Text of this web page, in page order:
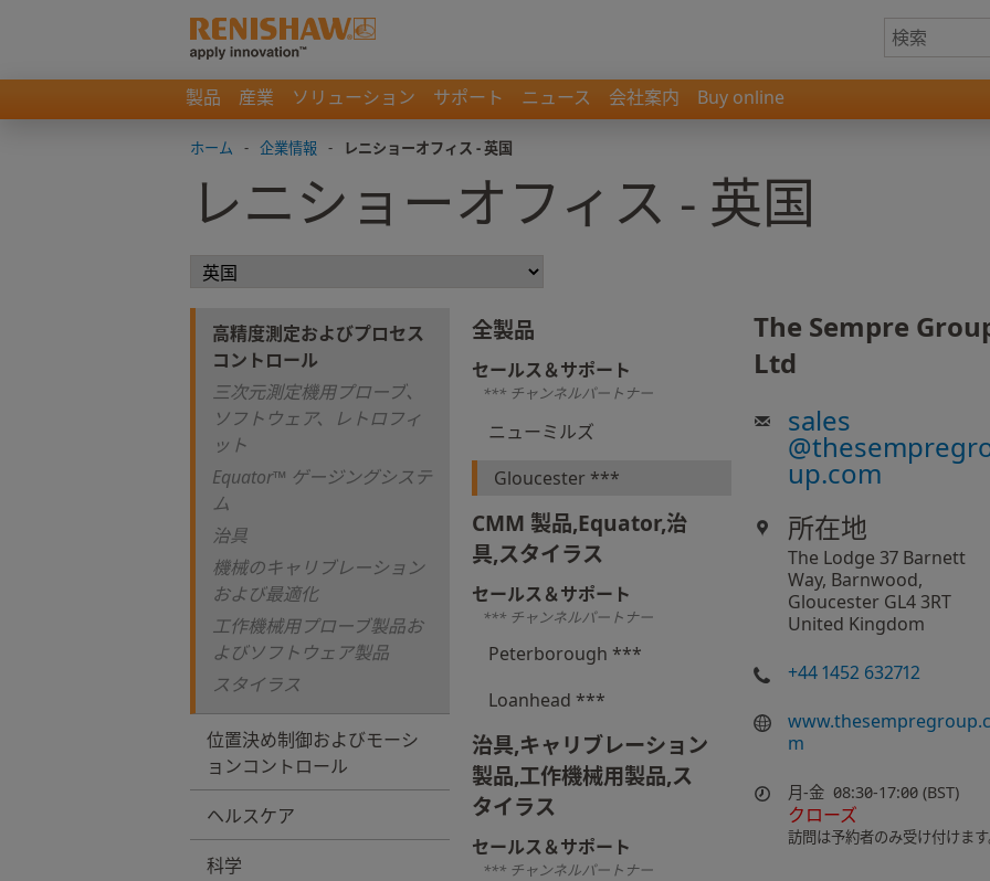
製品 産業 ソリューション サポート ニュース 会社案内 Buy online
ホーム - 企業情報 - レニショーオフィス - 英国
レニショーオフィス - 英国
高精度測定およびプロセス
コントロール
三次元測定機用プローブ、
ソフトウェア、レトロフィ
ット
Equator™ ゲージングシステ
ム
治具
機械のキャリブレーション
および最適化
工作機械用プローブ製品お
よびソフトウェア製品
スタイラス
位置決め制御およびモーシ
ョンコントロール
ヘルスケア
科学
全製品
セールス＆サポート
*** チャンネルパートナー
ニューミルズ
Gloucester ***
CMM 製品,Equator,治
具,スタイラス
セールス＆サポート
*** チャンネルパートナー
Peterborough ***
Loanhead ***
治具,キャリブレーション
製品,工作機械用製品,ス
タイラス
セールス＆サポート
*** チャンネルパートナー
The Sempre
Ltd
sales
@
up.com
所在地
The Lodge 37 Barnett
Way, Barnwood,
Gloucester GL4 3RT
United Kingdom
+44 1452 632712
m
月-金 08:30-17:00 (BST)
クローズ
訪問は予約者のみ受け付けま